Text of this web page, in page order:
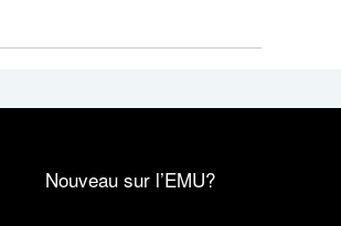
Nouveau sur l’EMU?